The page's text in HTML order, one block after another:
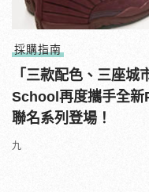
採購指南
「三款配色、三座
School再度攜手全
聯名系列登場！
九